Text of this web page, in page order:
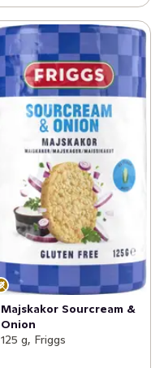
Majskakor Sourcream &
Onion
125 g, Friggs